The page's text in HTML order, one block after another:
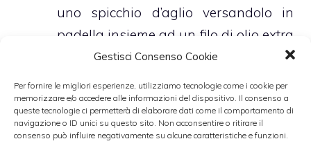
Gestisci Consenso Cookie
Per fornire le migliori esperienze, utilizziamo tecnologie come i cookie per
memorizzare e/o accedere alle informazioni del dispositivo. Il consenso a
queste tecnologie ci permetterà di elaborare dati come il comportamento di
navigazione o ID unici su questo sito. Non acconsentire o ritirare il
consenso può influire negativamente su alcune caratteristiche e funzioni.
uno spicchio d’aglio versandolo in
padella insieme ad un filo di olio extra
vergine di oliva
Aggiungi, dopo pochi istanti, anche i
funghi precedentemente ben puliti
Regola di sale e pepe e, a fuoco molto